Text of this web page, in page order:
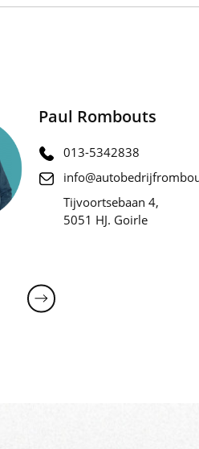
Paul Rombouts
013-5342838
Tijvoortsebaan 4,
5051 HJ. Goirle